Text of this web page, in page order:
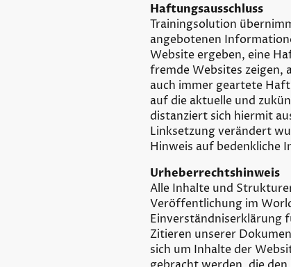
Haftungsausschluss
Trainingsolution
angebotenen
Website ergeben, eine
fremde Websites zeigen,
auch immer geartete
auf die aktuelle und
distanziert sich hiermit
Linksetzung verändert
Hinweis auf bedenkliche
Urheberrechtshinweis
Alle Inhalte und
Veröffentlichung im
Einverständniserklärung
Zitieren unserer
sich um Inhalte der